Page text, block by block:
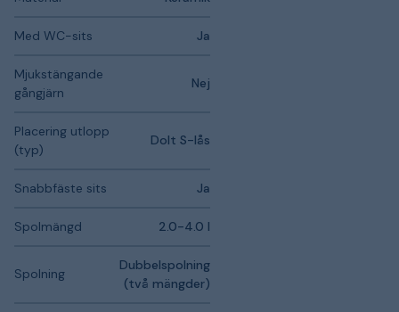
Med WC-sits Ja
Mjukstängande
gångjärn
Nej
Placering utlopp
(typ)
Dolt S-lås
Snabbfäste sits Ja
Spolmängd 2.0-4.0 l
Spolning
Dubbelspolning
(två mängder)